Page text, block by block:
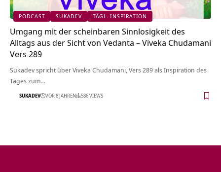
PODCAST SUKADEV TÄGL. INSPIRATION
Umgang mit der scheinbaren Sinnlosigkeit des
Alltags aus der Sicht von Vedanta – Viveka Chudamani
Vers 289
Sukadev spricht über Viveka Chudamani, Vers 289 als Inspiration des
Tages zum…
SUKADEV VOR 8 JAHREN 586 VIEWS